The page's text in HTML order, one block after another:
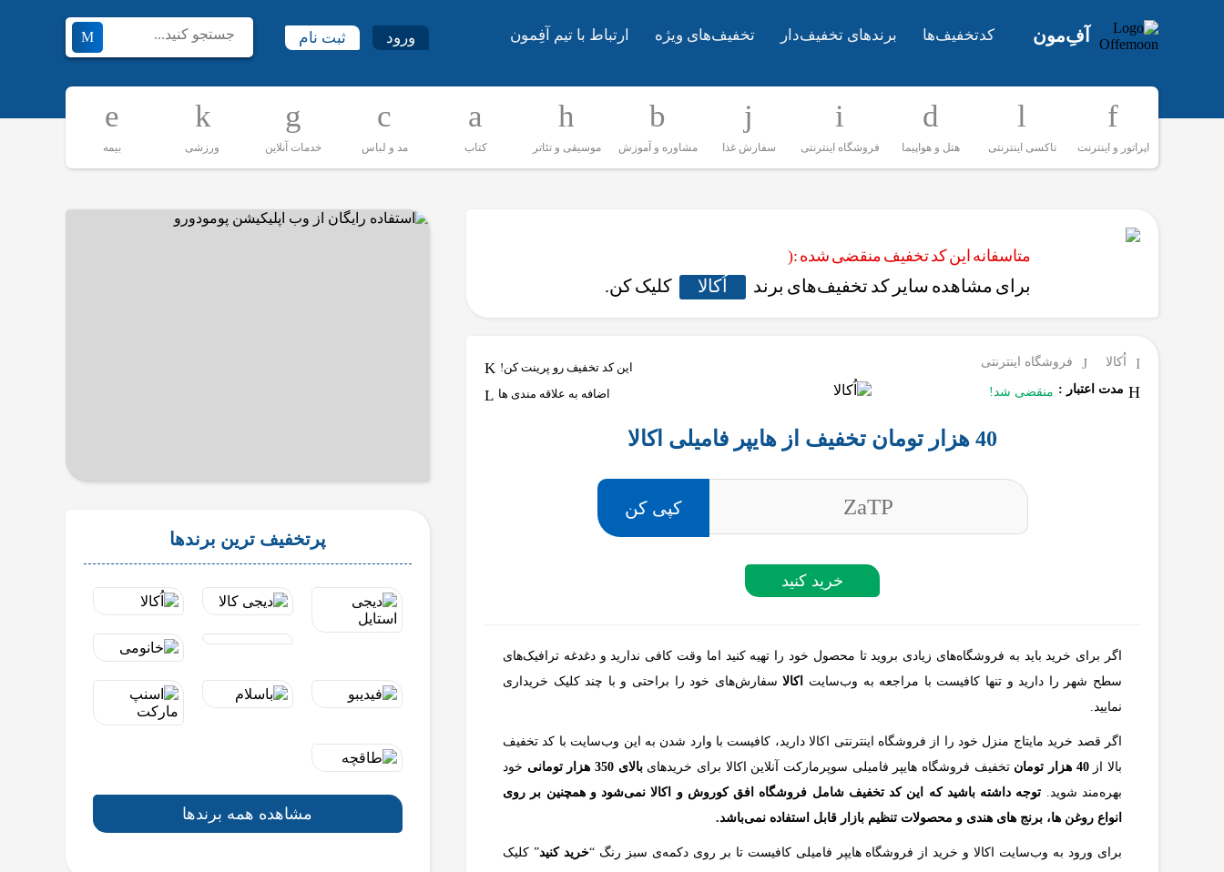
آفِ‌مون کدتخفیف‌ها برندهای تخفیف‌دار تخفیف‌های ویژه ارتباط با تیم آفِمون ورود ثبت نام
اپراتور و اینترنت تاکسی اینترنتی هتل و هواپیما فروشگاه اینترنتی سفارش غذا مشاوره و آموزش موسیقی و تئاتر کتاب مد و لباس خدمات آنلاین ورزشی بیمه
متاسفانه این کد تخفیف منقضی شده :(
برای مشاهده سایر کد تخفیف‌های برند اُکالا کلیک کن.
اُکالا
فروشگاه اینترنتی
مدت اعتبار : منقضی شد!
این کد تخفیف رو پرینت کن!
اضافه به علاقه مندی ها
40 هزار تومان تخفیف از هایپر فامیلی اکالا
ZaTP کپی کن
خرید کنید
اگر برای خرید باید به فروشگاه‌های زیادی بروید تا محصول خود را تهیه کنید اما وقت کافی ندارید و دغدغه ترافیک‌های
سطح شهر را دارید‌ و تنها کافیست با مراجعه به وب‌سایت
اکالاسفارش‌های خود را براحتی و با چند کلیک خریداری
نمایید.
اگر قصد خرید مایتاج منزل خود را از فروشگاه اینترنتی اکالا دارید، کافیست با وارد شدن به این وب‌سایت با کد تخفیف
بالا از40 هزار تومان تخفیف فروشگاه هایپر فامیلی سوپرمارکت آنلاین اکالا برای خریدهایبالای 350 هزار تومانی
خود
بهره‌مند شوید. توجه داشته باشید که این کد تخفیف شامل فروشگاه افق کوروش و اکالا نمی‌شود و همچنین بر روی
انواع روغن ها، برنج های هندی و محصولات تنظیم بازار قابل استفاده نمی‌باشد.
برای ورود به وب‌سایت اکالا و خرید از فروشگاه هایپر فامیلی کافیست تا بر روی دکمه‌ی سبز رنگ “خرید کنید” کلیک
پرتخفیف ترین برندها
مشاهده همه برندها